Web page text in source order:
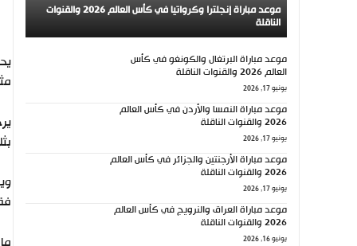
موعد مباراة إنجلترا وكرواتيا في كأس العالم 2026 والقنوات
الناقلة
موعد مباراة البرتغال والكونغو في كأس
العالم 2026 والقنوات الناقلة
يونيو 17, 2026
موعد مباراة النمسا والأردن في كأس العالم
2026 والقنوات الناقلة
يونيو 17, 2026
موعد مباراة الأرجنتين والجزائر في كأس العالم
2026 والقنوات الناقلة
يونيو 17, 2026
موعد مباراة العراق والنرويج في كأس العالم
2026 والقنوات الناقلة
يونيو 16, 2026